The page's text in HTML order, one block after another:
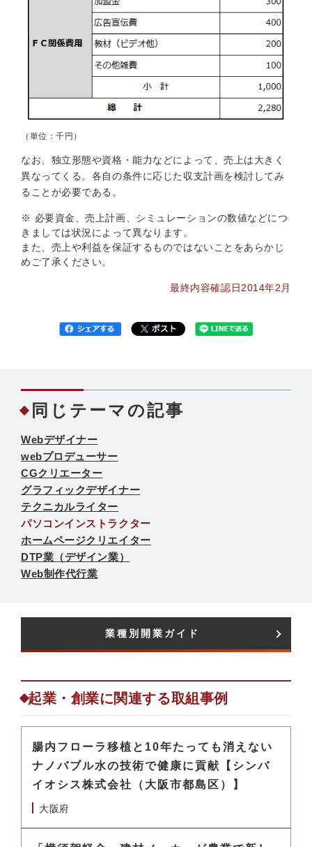
（単位：千円）
なお、独立形態や資格・能力などによって、売上は大きく
異なってくる。各自の条件に応じた収支計画を検討してみ
ることが必要である。
※ 必要資金、売上計画、シミュレーションの数値などにつ
きましては状況によって異なります。
また、売上や利益を保証するものではないことをあらかじ
めご了承ください。
最終内容確認日2014年2月
同じテーマの記事
Webデザイナー
webプロデューサー
CGクリエーター
グラフィックデザイナー
テクニカルライター
パソコンインストラクター
ホームページクリエイター
DTP業（デザイン業）
Web制作代行業
業種別開業ガイド​
起業・創業に関連する取組事例
腸内フローラ移植と10年たっても消えない
ナノバブル水の技術で健康に貢献【シンバ
イオシス株式会社（大阪市都島区）】
大阪府